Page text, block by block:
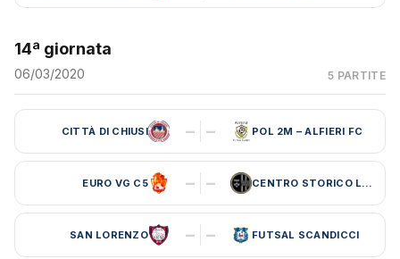
14ª giornata
06/03/2020 5 PARTITE
CITTÀ DI CHIUSI – – POL 2M – ALFIERI FC
EURO VG C5 – – CENTRO STORICO LEBOWSKI
SAN LORENZO – – FUTSAL SCANDICCI